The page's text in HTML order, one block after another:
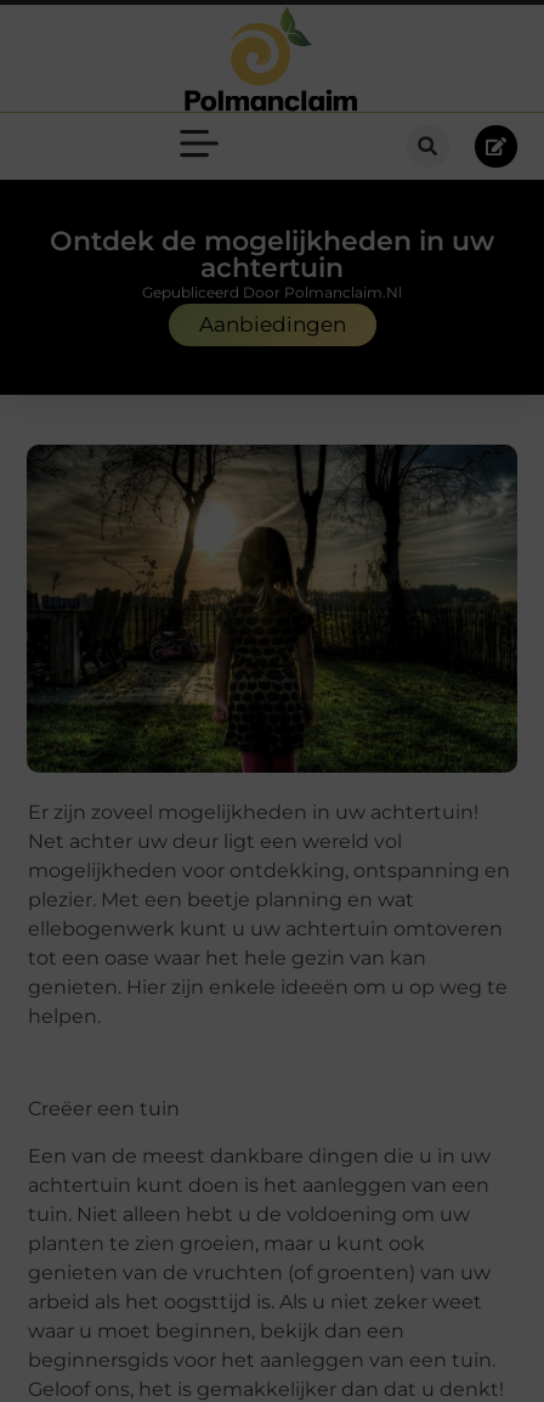
Ontdek de mogelijkheden in uw
achtertuin
Aanbiedingen
Gepubliceerd Door Polmanclaim.nl
Er zijn zoveel mogelijkheden in uw achtertuin!
Net achter uw deur ligt een wereld vol
mogelijkheden voor ontdekking, ontspanning en
plezier. Met een beetje planning en wat
ellebogenwerk kunt u uw achtertuin omtoveren
tot een oase waar het hele gezin van kan
genieten. Hier zijn enkele ideeën om u op weg te
helpen.
Creëer een tuin
Een van de meest dankbare dingen die u in uw
achtertuin kunt doen is het aanleggen van een
tuin. Niet alleen hebt u de voldoening om uw
planten te zien groeien, maar u kunt ook
genieten van de vruchten (of groenten) van uw
arbeid als het oogsttijd is. Als u niet zeker weet
waar u moet beginnen, bekijk dan een
beginnersgids voor het aanleggen van een tuin.
Geloof ons, het is gemakkelijker dan dat u denkt!